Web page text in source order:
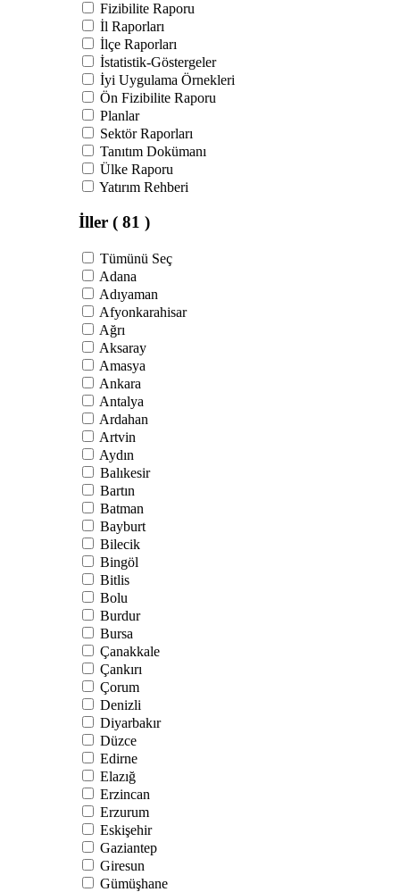
Fizibilite Raporu
İl Raporları
İlçe Raporları
İstatistik-Göstergeler
İyi Uygulama Örnekleri
Ön Fizibilite Raporu
Planlar
Sektör Raporları
Tanıtım Dokümanı
Ülke Raporu
Yatırım Rehberi
İller ( 81 )
Tümünü Seç
Adana
Adıyaman
Afyonkarahisar
Ağrı
Aksaray
Amasya
Ankara
Antalya
Ardahan
Artvin
Aydın
Balıkesir
Bartın
Batman
Bayburt
Bilecik
Bingöl
Bitlis
Bolu
Burdur
Bursa
Çanakkale
Çankırı
Çorum
Denizli
Diyarbakır
Düzce
Edirne
Elazığ
Erzincan
Erzurum
Eskişehir
Gaziantep
Giresun
Gümüşhane